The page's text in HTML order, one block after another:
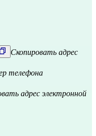
Скопировать адрес
телефона
адрес электронной